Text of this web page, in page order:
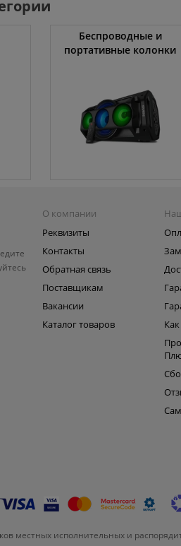
Беспроводные и
портативные колонки
О компании
Реквизиты
Контакты
Обратная связь
Поставщикам
Вакансии
Каталог товаров
местных исполнительных и